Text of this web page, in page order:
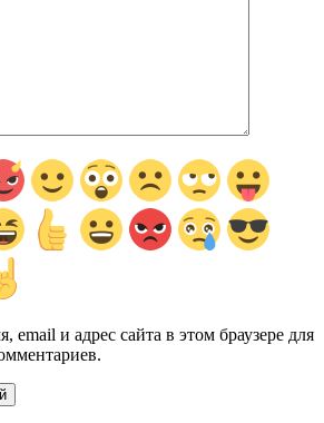
email и адрес сайта в этом браузере для